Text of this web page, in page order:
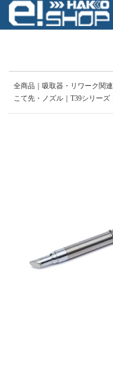
全商品 吸取器・リワーク関連
こて先・ノズル
T39シリーズ